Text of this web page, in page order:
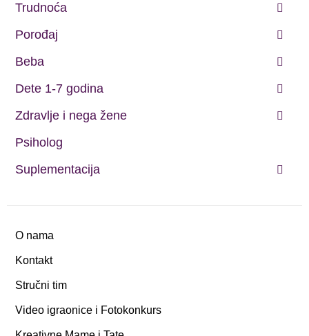
Trudnoća
Porođaj
Beba
Dete 1-7 godina
Zdravlje i nega žene
Psiholog
Suplementacija
O nama
Kontakt
Stručni tim
Video igraonice i Fotokonkurs